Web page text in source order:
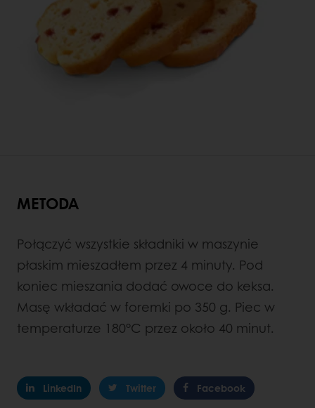
METODA
Połączyć wszystkie składniki w maszynie
płaskim mieszadłem przez 4 minuty. Pod
koniec mieszania dodać owoce do keksa.
Masę wkładać w foremki po 350 g. Piec w
temperaturze 180°C przez około 40 minut.
LinkedIn Twitter Facebook